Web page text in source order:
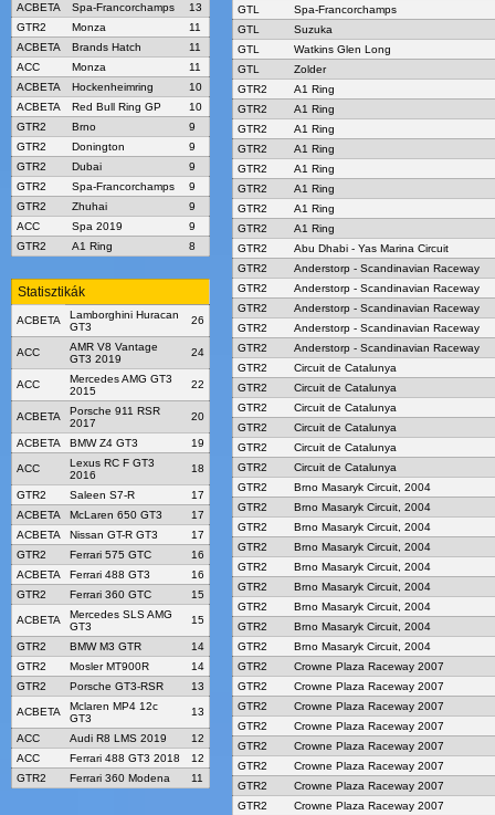
ACBETA
Spa-Francorchamps
13
GTR2
Monza
11
ACBETA
Brands Hatch
11
ACC
Monza
11
ACBETA
Hockenheimring
10
ACBETA
Red Bull Ring GP
10
GTR2
Brno
9
GTR2
Donington
9
GTR2
Dubai
9
GTR2
Spa-Francorchamps
9
GTR2
Zhuhai
9
ACC
Spa 2019
9
GTR2
A1 Ring 8
Statisztikák
ACBETA
Lamborghini Huracan
GT3
26
ACC
AMR V8 Vantage
GT3 2019
24
ACC
Mercedes AMG GT3
2015
22
ACBETA
Porsche 911 RSR
2017
20
ACBETA BMW Z4 GT3 19
ACC
Lexus RC F GT3
2016
18
GTR2 Saleen S7-R
17
ACBETA
McLaren 650 GT3
17
ACBETA
Nissan GT-R GT3
17
GTR2
Ferrari 575 GTC
16
ACBETA
Ferrari 488 GT3
16
GTR2
Ferrari 360 GTC 15
ACBETA
Mercedes SLS AMG
GT3
15
GTR2 BMW M3 GTR
14
GTR2
Mosler MT900R
14
GTR2
Porsche GT3-RSR 13
ACBETA
Mclaren MP4 12c
GT3
13
ACC Audi R8 LMS 2019
12
ACC
Ferrari 488 GT3 2018
12
GTR2
Ferrari 360 Modena 11
GTL
Spa-Francorchamps
GTL
Suzuka
GTL
Watkins Glen Long
GTL
Zolder
GTR2
A1 Ring
GTR2
A1 Ring
GTR2
A1 Ring
GTR2
A1 Ring
GTR2
A1 Ring
GTR2
A1 Ring
GTR2
A1 Ring
GTR2
A1 Ring
GTR2
Abu Dhabi - Yas Marina Circuit
GTR2
Anderstorp - Scandinavian Raceway
GTR2
Anderstorp - Scandinavian Raceway
GTR2
Anderstorp - Scandinavian Raceway
GTR2
Anderstorp - Scandinavian Raceway
GTR2
Anderstorp - Scandinavian Raceway
GTR2
Circuit de Catalunya
GTR2
Circuit de Catalunya
GTR2
Circuit de Catalunya
GTR2
Circuit de Catalunya
GTR2
Circuit de Catalunya
GTR2
Circuit de Catalunya
GTR2
Brno Masaryk Circuit, 2004
GTR2
Brno Masaryk Circuit, 2004
GTR2
Brno Masaryk Circuit, 2004
GTR2
Brno Masaryk Circuit, 2004
GTR2
Brno Masaryk Circuit, 2004
GTR2
Brno Masaryk Circuit, 2004
GTR2
Brno Masaryk Circuit, 2004
GTR2
Brno Masaryk Circuit, 2004
GTR2
Brno Masaryk Circuit, 2004
GTR2
Crowne Plaza Raceway 2007
GTR2
Crowne Plaza Raceway 2007
GTR2
Crowne Plaza Raceway 2007
GTR2
Crowne Plaza Raceway 2007
GTR2
Crowne Plaza Raceway 2007
GTR2
Crowne Plaza Raceway 2007
GTR2
Crowne Plaza Raceway 2007
GTR2
Crowne Plaza Raceway 2007